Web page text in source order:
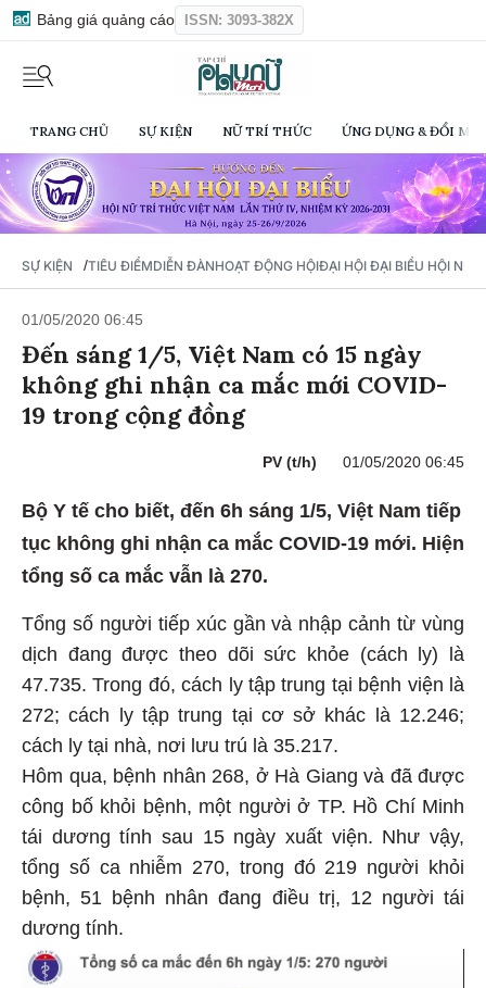
Bảng giá quảng cáo ISSN: 3093-382X
TRANG CHỦ SỰ KIỆN NỮ TRÍ THỨC ỨNG DỤNG & ĐỔI
SỰ KIỆN /TIÊU ĐIỂMDIỄN ĐÀNHOẠT ĐỘNG HỘIĐẠI HỘI ĐẠI BIỂU HỘI NỮ
01/05/2020 06:45
Đến sáng 1/5, Việt Nam có 15 ngày
không ghi nhận ca mắc mới COVID-
19 trong cộng đồng
PV (t/h) 01/05/2020 06:45
Bộ Y tế cho biết, đến 6h sáng 1/5, Việt Nam tiếp
tục không ghi nhận ca mắc COVID-19 mới. Hiện
tổng số ca mắc vẫn là 270.
Tổng số người tiếp xúc gần và nhập cảnh từ vùng
dịch đang được theo dõi sức khỏe (cách ly) là
47.735. Trong đó, cách ly tập trung tại bệnh viện là
272; cách ly tập trung tại cơ sở khác là 12.246;
cách ly tại nhà, nơi lưu trú là 35.217.
Hôm qua, bệnh nhân 268, ở Hà Giang và đã được
công bố khỏi bệnh, một người ở TP. Hồ Chí Minh
tái dương tính sau 15 ngày xuất viện. Như vậy,
tổng số ca nhiễm 270, trong đó 219 người khỏi
bệnh, 51 bệnh nhân đang điều trị, 12 người tái
dương tính.